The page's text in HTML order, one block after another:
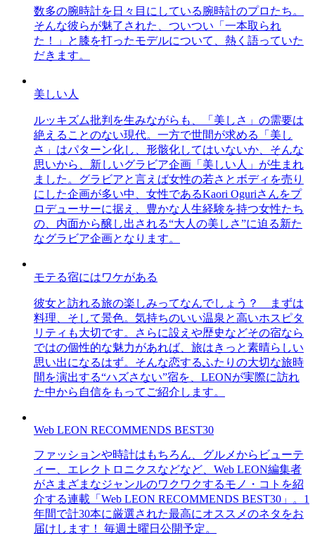
数多の腕時計を日々目にしている腕時計のプロたち。
そんな彼らが魅了された、ついつい「一本取られ
た！」と膝を打ったモデルについて、熱く語っていた
だきます。
美しい人
ルッキズム批判を生みながらも、「美しさ」の需要は
絶えることのない現代。一方で世間が求める「美し
さ」はパターン化し、形骸化してはいないか、そんな
思いから、新しいグラビア企画「美しい人」が生まれ
ました。グラビアと言えば女性の若さとボディを売り
にした企画が多い中、女性であるKaori Oguriさんをプ
ロデューサーに据え、豊かな人生経験を持つ女性たち
の、内面から醸し出される“大人の美しさ”に迫る新た
なグラビア企画となります。
モテる宿にはワケがある
彼女と訪れる旅の楽しみってなんでしょう？ まずは
料理、そして景色。気持ちのいい温泉と高いホスピタ
リティも大切です。さらに設えや歴史などその宿なら
ではの個性的な魅力があれば、旅はきっと素晴らしい
思い出になるはず。そんな恋するふたりの大切な旅時
間を演出する“ハズさない”宿を、LEONが実際に訪れ
た中から自信をもってご紹介します。
Web LEON RECOMMENDS BEST30
ファッションや時計はもちろん、グルメからビューテ
ィー、エレクトロニクスなどなど、Web LEON編集者
がさまざまなジャンルのワクワクするモノ・コトを紹
介する連載「Web LEON RECOMMENDS BEST30」。1
年間で計30本に厳選された最高にオススメのネタをお
届けします！ 毎週土曜日公開予定。